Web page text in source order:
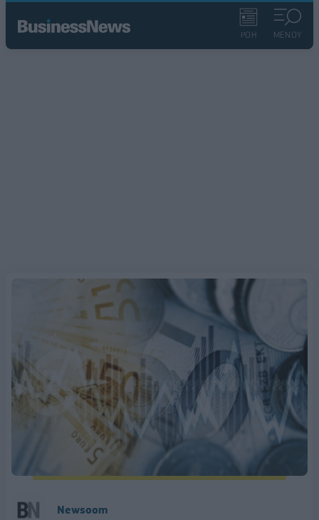
ΡΟΗ ΜΕΝΟΥ
Newsoom